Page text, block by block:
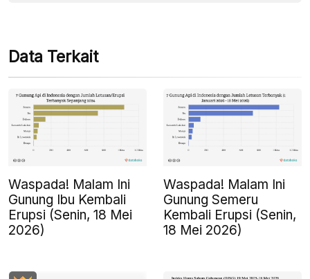
Data Terkait
Waspada! Malam Ini
Gunung Ibu Kembali
Erupsi (Senin, 18 Mei
2026)
Waspada! Malam Ini
Gunung Semeru
Kembali Erupsi (Senin,
18 Mei 2026)